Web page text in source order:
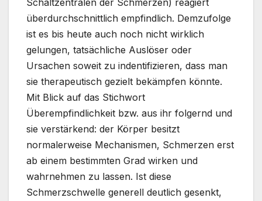
überdurchschnittlich empfindlich. Demzufolge
ist es bis heute auch noch nicht wirklich
gelungen, tatsächliche Auslöser oder
Ursachen soweit zu indentifizieren, dass man
sie therapeutisch gezielt bekämpfen könnte.
Mit Blick auf das Stichwort
Überempfindlichkeit bzw. aus ihr folgernd und
sie verstärkend: der Körper besitzt
normalerweise Mechanismen, Schmerzen erst
ab einem bestimmten Grad wirken und
wahrnehmen zu lassen. Ist diese
Schmerzschwelle generell deutlich gesenkt,